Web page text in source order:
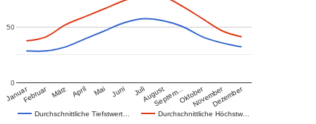
Durchschnittliche Tiefstwert… Durchschnittliche Höchstw…
JanuarFebruar März April Mai Juni JuliAugustSeptem…OktoberNovemberDezember
0
50